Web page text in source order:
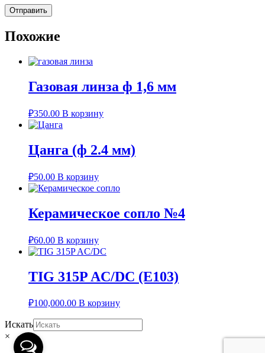
Похожие
Газовая линза ф 1,6 мм
₽350.00 В корзину
Цанга (ф 2.4 мм)
₽50.00 В корзину
Керамическое сопло №4
₽60.00 В корзину
TIG 315P AC/DC (E103)
₽100,000.00 В корзину
Искать
×